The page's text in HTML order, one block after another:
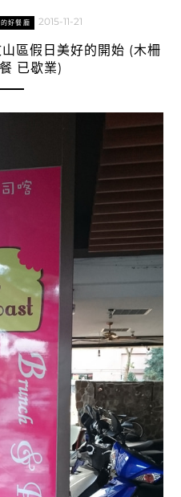
好餐廳 2015-11-21
區假日美好的開始 (木柵
已歇業)